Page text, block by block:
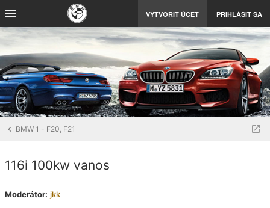
VYTVORIŤ ÚČET PRIHLÁSIŤ SA
BMW 1 - F20, F21
116i 100kw vanos
Moderátor: jkk